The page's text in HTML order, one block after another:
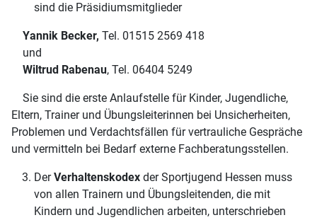
sind die Präsidiumsmitglieder
Yannik Becker, Tel. 01515 2569 418
und
Wiltrud Rabenau, Tel. 06404 5249
Sie sind die erste Anlaufstelle für Kinder, Jugendliche,
Eltern, Trainer und Übungsleiterinnen bei Unsicherheiten,
Problemen und Verdachtsfällen für vertrauliche Gespräche
und vermitteln bei Bedarf externe Fachberatungsstellen.
DerVerhaltenskodex der Sportjugend Hessen muss
von allen Trainern und Übungsleitenden, die mit
Kindern und Jugendlichen arbeiten, unterschrieben